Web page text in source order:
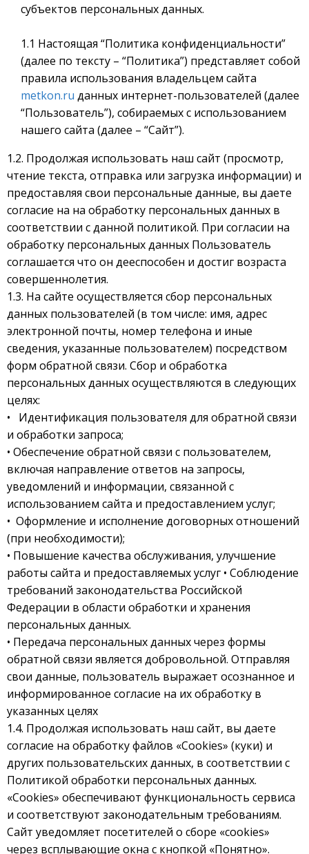
субъектов персональных данных.
1.1 Настоящая “Политика конфиденциальности”
(далее по тексту – “Политика”) представляет собой
правила использования владельцем сайта
metkon.ru данных интернет-пользователей (далее
“Пользователь”), собираемых с использованием
нашего сайта (далее – “Сайт”).
1.2. Продолжая использовать наш сайт (просмотр,
чтение текста, отправка или загрузка информации) и
предоставляя свои персональные данные, вы даете
согласие на на обработку персональных данных в
соответствии с данной политикой. При согласии на
обработку персональных данных Пользователь
соглашается что он дееспособен и достиг возраста
совершеннолетия.
1.3. На сайте осуществляется сбор персональных
данных пользователей (в том числе: имя, адрес
электронной почты, номер телефона и иные
сведения, указанные пользователем) посредством
форм обратной связи. Сбор и обработка
персональных данных осуществляются в следующих
целях:
• Идентификация пользователя для обратной связи
и обработки запроса;
• Обеспечение обратной связи с пользователем,
включая направление ответов на запросы,
уведомлений и информации, связанной с
использованием сайта и предоставлением услуг;
• Оформление и исполнение договорных отношений
(при необходимости);
• Повышение качества обслуживания, улучшение
работы сайта и предоставляемых услуг • Соблюдение
требований законодательства Российской
Федерации в области обработки и хранения
персональных данных.
• Передача персональных данных через формы
обратной связи является добровольной. Отправляя
свои данные, пользователь выражает осознанное и
информированное согласие на их обработку в
указанных целях
1.4. Продолжая использовать наш сайт, вы даете
согласие на обработку файлов «Сookies» (куки) и
других пользовательских данных, в соответствии с
Политикой обработки персональных данных.
«Сookies» обеспечивают функциональность сервиса
и соответствуют законодательным требованиям.
Сайт уведомляет посетителей о сборе «cookies»
через всплывающие окна с кнопкой «Понятно».